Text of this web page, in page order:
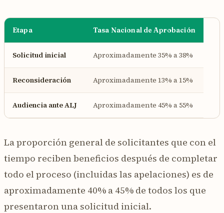
Etapa Tasa Nacional de Aprobación
Solicitud inicial Aproximadamente 35% a 38%
Reconsideración Aproximadamente 13% a 15%
Audiencia ante ALJ Aproximadamente 45% a 55%
La proporción general de solicitantes que con el
tiempo reciben beneficios después de completar
todo el proceso (incluidas las apelaciones) es de
aproximadamente 40% a 45% de todos los que
presentaron una solicitud inicial.